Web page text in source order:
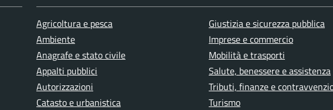
Agricoltura e pesca
Ambiente
Anagrafe e stato civile
Appalti pubblici
Autorizzazioni
Catasto e urbanistica
Giustizia e sicurezza pubblica
Imprese e commercio
Mobilità e trasporti
Salute, benessere e assistenza
Tributi, finanze e
Turismo